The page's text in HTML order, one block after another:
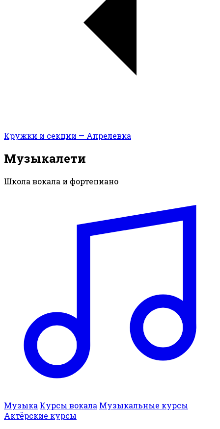
Кружки и секции — Апрелевка
Музыкалети
Школа вокала и фортепиано
Музыка Курсы вокала Музыкальные курсы
Актёрские курсы